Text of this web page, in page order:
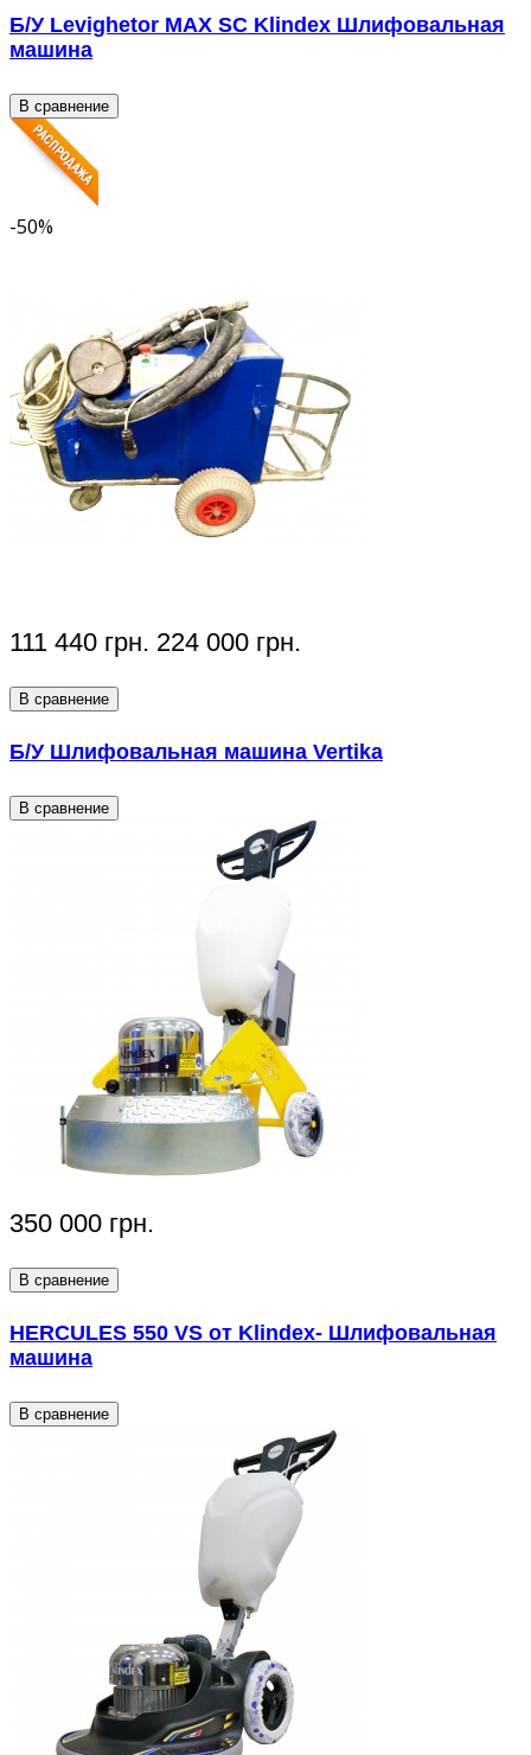
Б/У Levighetor MAX SC Klindex Шлифовальная
машина
В сравнение
-50%
111 440 грн. 224 000 грн.
В сравнение
Б/У Шлифовальная машина Vertika
В сравнение
350 000 грн.
В сравнение
HERCULES 550 VS от Klindex- Шлифовальная
машина
В сравнение